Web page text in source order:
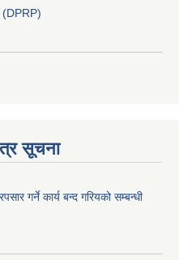
(DPRP)
सूचना
गर्ने कार्य बन्द गरियको सम्बन्धी